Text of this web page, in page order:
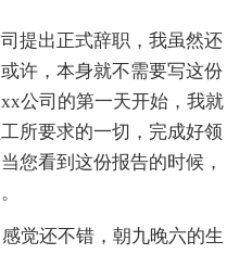
出正式辞职，我虽然还
许，本身就不需要写这份
公司的第一天开始，我就
所要求的一切，完成好领
您看到这份报告的时候，
还不错，朝九晚六的生